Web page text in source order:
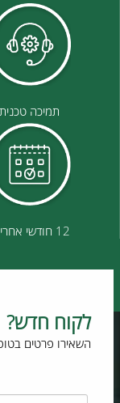
תמיכה טכנית
12 חודשי אחריות
לקוח חדש?
השאירו פרטים